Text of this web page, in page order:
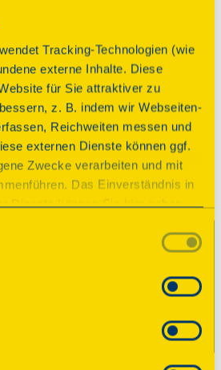
Tracking-Technologien (wie
externe Inhalte. Diese
für Sie attraktiver zu
z. B. indem wir Webseiten-
Reichweiten messen und
externen Dienste können ggf.
Zwecke verarbeiten und mit
Das Einverständnis in
Dienste können Sie hier geben.
Durch Anklicken der
in
Sie uns Ihre Einwilligung zur
zu den jeweiligen Zwecken. Die
für die Nutzung des
und